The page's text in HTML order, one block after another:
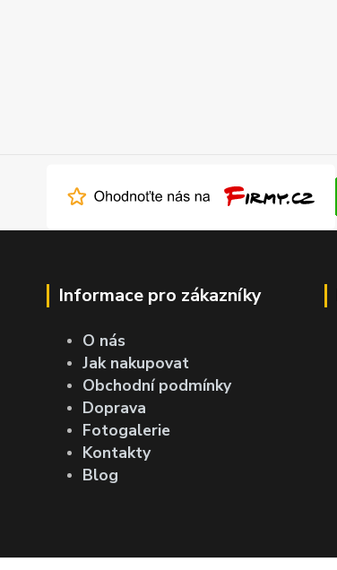
Informace pro zákazníky
O nás
Jak nakupovat
Obchodní podmínky
Doprava
Fotogalerie
Kontakty
Blog